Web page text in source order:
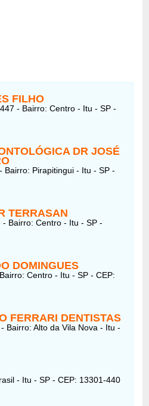
FILHO
- Bairro: Centro - Itu - SP -
DR JOSÉ
Bairro: Pirapitingui - Itu - SP -
TERRASAN
Bairro: Centro - Itu - SP -
DOMINGUES
Centro - Itu - SP - CEP:
FERRARI DENTISTAS
Bairro: Alto da Vila Nova - Itu -
- Itu - SP - CEP: 13301-440